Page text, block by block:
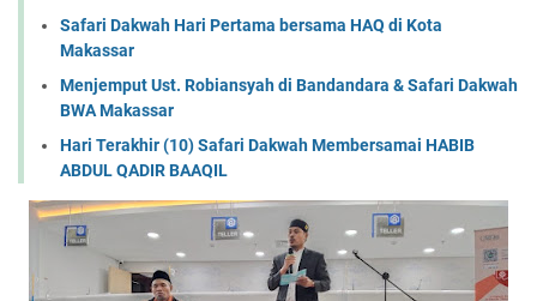
Safari Dakwah Hari Pertama bersama HAQ di Kota
Makassar
Menjemput Ust. Robiansyah di Bandandara & Safari Dakwah
BWA Makassar
Hari Terakhir (10) Safari Dakwah Membersamai HABIB
ABDUL QADIR BAAQIL